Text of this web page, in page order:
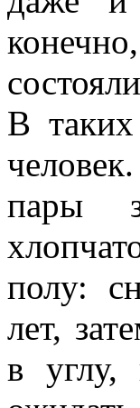
В
пары
полу:
лет,
в углу,